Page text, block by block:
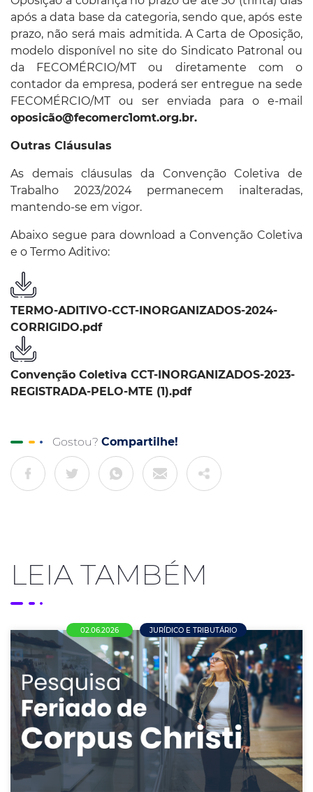
após a data base da categoria, sendo que, após este
prazo, não será mais admitida. A Carta de Oposição,
modelo disponível no site do Sindicato Patronal ou
da FECOMÉRCIO/MT ou diretamente com o
contador da empresa, poderá ser entregue na sede
FECOMÉRCIO/MT ou ser enviada para o e-mail
oposicão@fecomerc1omt.org.br.
Outras Cláusulas
As demais cláusulas da Convenção Coletiva de
Trabalho 2023/2024 permanecem inalteradas,
mantendo-se em vigor.
Abaixo segue para download a Convenção Coletiva
e o Termo Aditivo:
TERMO-ADITIVO-CCT-INORGANIZADOS-2024-
CORRIGIDO.pdf
Convenção Coletiva CCT-INORGANIZADOS-2023-
REGISTRADA-PELO-MTE (1).pdf
Gostou? Compartilhe!
LEIA TAMBÉM
02.06.2026 JURÍDICO E TRIBUTÁRIO
Comércio de Nova Mutum se divide sobre
funcionamento no Corpus Christi; maioria
defende liberdade de decisão ao
empresário
Pesquisa realizada pela ACENM/CDL aponta que mais